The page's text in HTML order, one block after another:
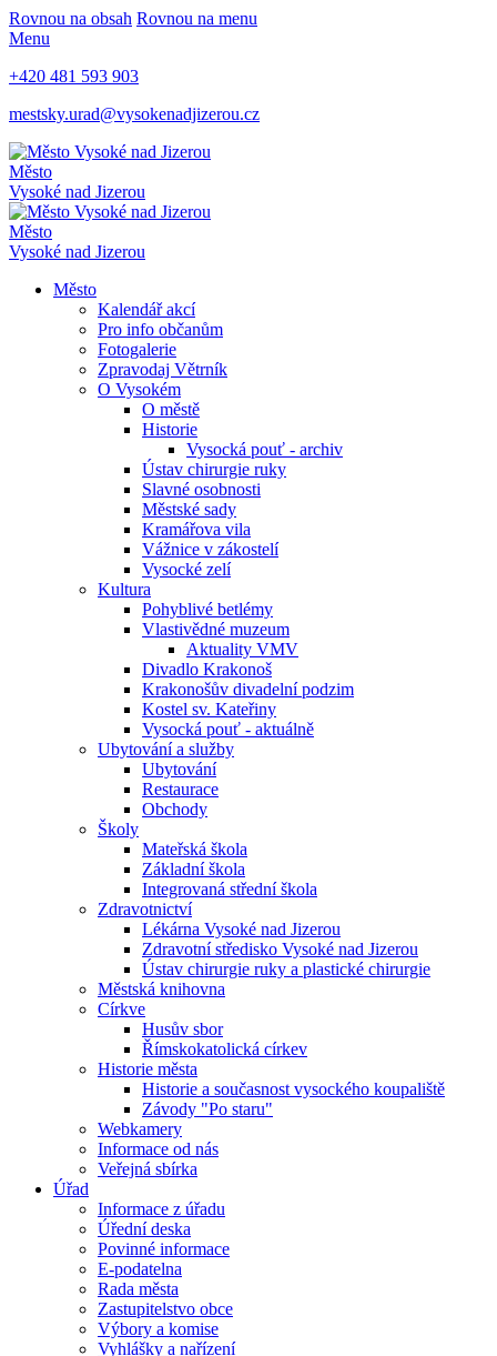
Rovnou na obsah Rovnou na menu
Menu
+420 481 593 903
mestsky.urad@vysokenadjizerou.cz
Město
Vysoké nad Jizerou
Město
Vysoké nad Jizerou
Město
Kalendář akcí
Pro info občanům
Fotogalerie
Zpravodaj Větrník
O Vysokém
O městě
Historie
Vysocká pouť - archiv
Ústav chirurgie ruky
Slavné osobnosti
Městské sady
Kramářova vila
Vážnice v zákostelí
Vysocké zelí
Kultura
Pohyblivé betlémy
Vlastivědné muzeum
Aktuality VMV
Divadlo Krakonoš
Krakonošův divadelní podzim
Kostel sv. Kateřiny
Vysocká pouť - aktuálně
Ubytování a služby
Ubytování
Restaurace
Obchody
Školy
Mateřská škola
Základní škola
Integrovaná střední škola
Zdravotnictví
Lékárna Vysoké nad Jizerou
Zdravotní středisko Vysoké nad Jizerou
Ústav chirurgie ruky a plastické chirurgie
Městská knihovna
Církve
Husův sbor
Římskokatolická církev
Historie města
Historie a současnost vysockého koupaliště
Závody "Po staru"
Webkamery
Informace od nás
Veřejná sbírka
Úřad
Informace z úřadu
Úřední deska
Povinné informace
E-podatelna
Rada města
Zastupitelstvo obce
Výbory a komise
Vyhlášky a nařízení